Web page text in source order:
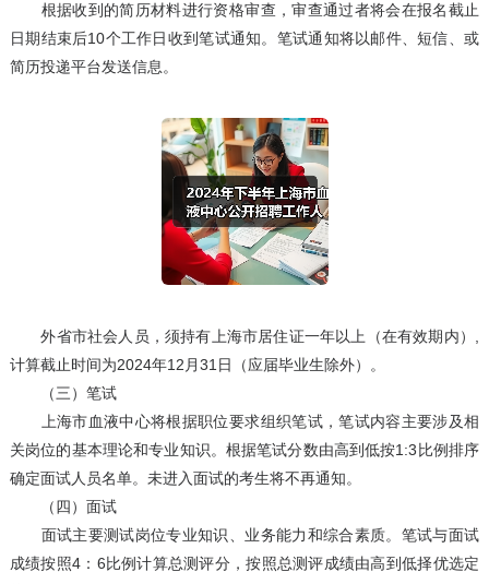
根据收到的简历材料进行资格审查，审查通过者将会在报名截止
日期结束后10个工作日收到笔试通知。笔试通知将以邮件、短信、或
简历投递平台发送信息。
外省市社会人员，须持有上海市居住证一年以上（在有效期内）,
计算截止时间为2024年12月31日（应届毕业生除外）。
（三）笔试
上海市血液中心将根据职位要求组织笔试，笔试内容主要涉及相
关岗位的基本理论和专业知识。根据笔试分数由高到低按1:3比例排序
确定面试人员名单。未进入面试的考生将不再通知。
（四）面试
面试主要测试岗位专业知识、业务能力和综合素质。笔试与面试
成绩按照4：6比例计算总测评分，按照总测评成绩由高到低择优选定